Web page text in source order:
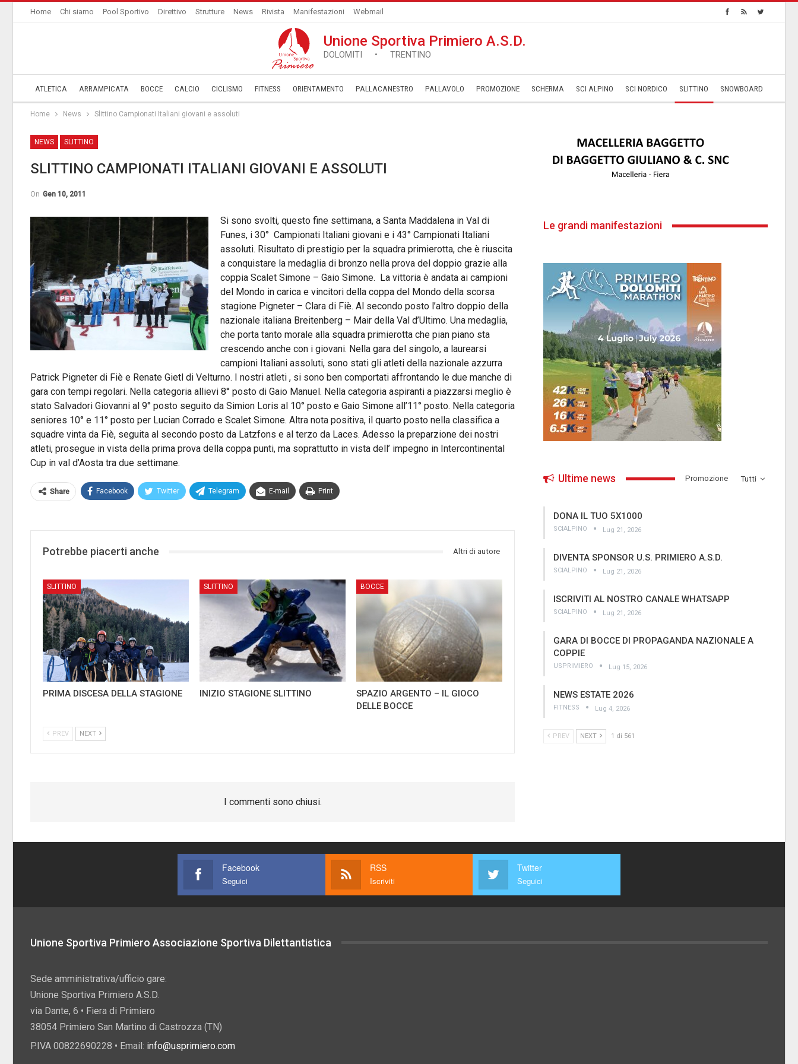
Home Chi siamo Pool Sportivo Direttivo Strutture News Rivista Manifestazioni Webmail
Unione Sportiva Primiero A.S.D.
DOLOMITI • TRENTINO
ATLETICA ARRAMPICATA BOCCE CALCIO CICLISMO FITNESS ORIENTAMENTO PALLACANESTRO PALLAVOLO ­PROMOZIONE SCHERMA SCI ALPINO SCI NORDICO SLITTINO SNOWBOARD
Home News Slittino Campionati Italiani giovani e assoluti
NEWS SLITTINO
SLITTINO CAMPIONATI ITALIANI GIOVANI E ASSOLUTI
On Gen 10, 2011
Si sono svolti, questo fine settimana, a Santa Maddalena in Val di
Funes, i 30° Campionati Italiani giovani e i 43° Campionati Italiani
assoluti. Risultato di prestigio per la squadra primierotta, che è riuscita
a conquistare la medaglia di bronzo nella prova del doppio grazie alla
coppia Scalet Simone – Gaio Simone. La vittoria è andata ai campioni
del Mondo in carica e vincitori della coppa del Mondo della scorsa
stagione Pigneter – Clara di Fiè. Al secondo posto l’altro doppio della
nazionale italiana Breitenberg – Mair della Val d’Ultimo. Una medaglia,
che porta tanto morale alla squadra primierotta che pian piano sta
crescendo anche con i giovani. Nella gara del singolo, a laurearsi
campioni Italiani assoluti, sono stati gli atleti della nazionale azzurra
Patrick Pigneter di Fiè e Renate Gietl di Velturno. I nostri atleti , si sono ben comportati affrontando le due manche di
gara con tempi regolari. Nella categoria allievi 8° posto di Gaio Manuel. Nella categoria aspiranti a piazzarsi meglio è
stato Salvadori Giovanni al 9° posto seguito da Simion Loris al 10° posto e Gaio Simone all’11° posto. Nella categoria
seniores 10° e 11° posto per Lucian Corrado e Scalet Simone. Altra nota positiva, il quarto posto nella classifica a
squadre vinta da Fiè, seguita al secondo posto da Latzfons e al terzo da Laces. Adesso la preparzione dei nostri
atleti, prosegue in vista della prima prova della coppa punti, ma soprattutto in vista dell’ impegno in Intercontinental
Cup in val d’Aosta tra due settimane.
Share Facebook Twitter Telegram E-mail Print
Potrebbe piacerti anche Altri di autore
SLITTINO
PRIMA DISCESA DELLA STAGIONE
SLITTINO
INIZIO STAGIONE SLITTINO
BOCCE
SPAZIO ARGENTO – IL GIOCO
DELLE BOCCE
PREV NEXT
I commenti sono chiusi.
Le grandi manifestazioni
Tutti
Ultime news ­Promozione
DONA IL TUO 5X1000
SCIALPINO Lug 21, 2026
DIVENTA SPONSOR U.S. PRIMIERO A.S.D.
SCIALPINO Lug 21, 2026
ISCRIVITI AL NOSTRO CANALE WHATSAPP
SCIALPINO Lug 21, 2026
GARA DI BOCCE DI PROPAGANDA NAZIONALE A
COPPIE
USPRIMIERO Lug 15, 2026
NEWS ESTATE 2026
FITNESS Lug 4, 2026
PREV NEXT 1 di 561
Facebook
Seguici
RSS
Iscriviti
Twitter
Seguici
Unione Sportiva Primiero Associazione Sportiva Dilettantistica
Sede amministrativa/ufficio gare:
Unione Sportiva Primiero A.S.D.
via Dante, 6 • Fiera di Primiero
38054 Primiero San Martino di Castrozza (TN)
P.IVA 00822690228 • Email: info@usprimiero.com